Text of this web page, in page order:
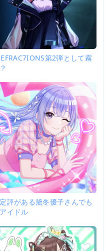
第2弾として霧
評がある黛冬優子さんでも
イドル